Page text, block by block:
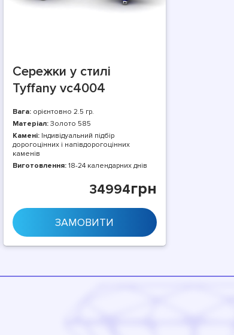
Сережки у стилі
Tyffany vc4004
Вага:орієнтовно 2.5 гр.
Матеріал:Золото 585
Камені:Індивідуальний підбір
дорогоцінних і напівдорогоцінних
каменів
Виготовлення:18-24 календарних днів
34994грн
ЗАМОВИТИ